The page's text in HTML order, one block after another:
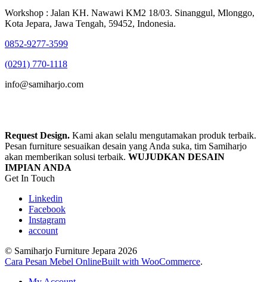
Workshop : Jalan KH. Nawawi KM2 18/03. Sinanggul, Mlonggo,
Kota Jepara, Jawa Tengah, 59452, Indonesia.
0852-9277-3599
(0291) 770-1118
info@samiharjo.com
Request Design. Kami akan selalu mengutamakan produk terbaik.
Pesan furniture sesuaikan desain yang Anda suka, tim Samiharjo
akan memberikan solusi terbaik. WUJUDKAN DESAIN
IMPIAN ANDA
Get In Touch
Linkedin
Facebook
Instagram
account
© Samiharjo Furniture Jepara 2026
Cara Pesan Mebel OnlineBuilt with WooCommerce.